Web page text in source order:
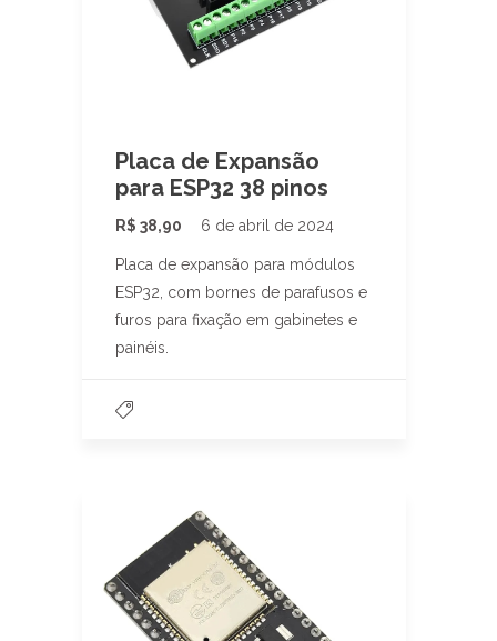
Placa de Expansão
para ESP32 38 pinos
R$ 38,90 6 de abril de 2024
Placa de expansão para módulos
ESP32, com bornes de parafusos e
furos para fixação em gabinetes e
painéis.